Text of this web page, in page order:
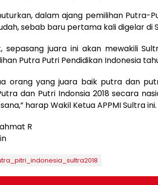
dalam ajang pemilihan Putra-
sebab baru pertama kali digelar di
sepasang juara ini akan mewakili
Putra Putri Pendidikan Indonesia
orang yang juara baik putra dan
dan Putri Indonsia 2018 secara
harap Wakil Ketua APPMI Sultra ini.
R